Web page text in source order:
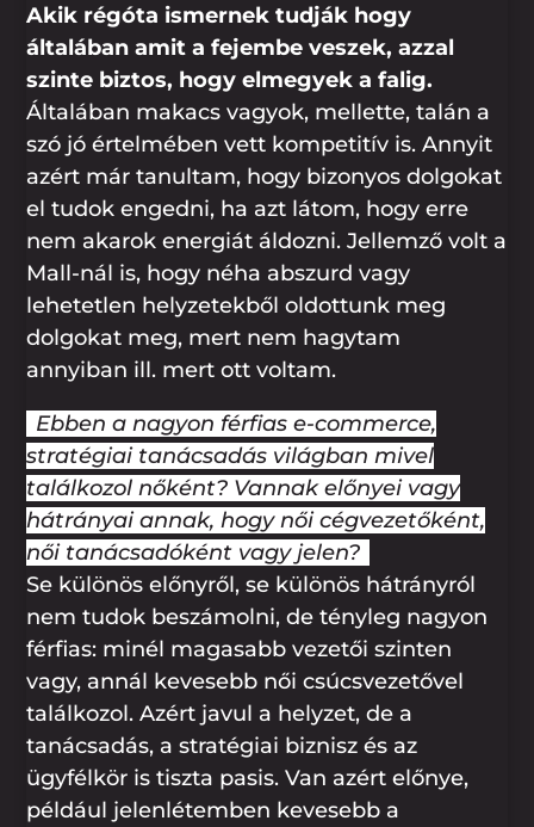
Akik régóta ismernek tudják hogy
általában amit a fejembe veszek, azzal
szinte biztos, hogy elmegyek a falig.
Általában makacs vagyok, mellette, talán a
szó jó értelmében vett kompetitív is. Annyit
azért már tanultam, hogy bizonyos dolgokat
el tudok engedni, ha azt látom, hogy erre
nem akarok energiát áldozni. Jellemző volt a
Mall-nál is, hogy néha abszurd vagy
lehetetlen helyzetekből oldottunk meg
dolgokat meg, mert nem hagytam
annyiban ill. mert ott voltam.
Ebben a nagyon férfias e-commerce,
stratégiai tanácsadás világban mivel
találkozol nőként? Vannak előnyei vagy
hátrányai annak, hogy női cégvezetőként,
női tanácsadóként vagy jelen?
Se különös előnyről, se különös hátrányról
nem tudok beszámolni, de tényleg nagyon
férfias: minél magasabb vezetői szinten
vagy, annál kevesebb női csúcsvezetővel
találkozol. Azért javul a helyzet, de a
tanácsadás, a stratégiai biznisz és az
ügyfélkör is tiszta pasis. Van azért előnye,
például jelenlétemben kevesebb a